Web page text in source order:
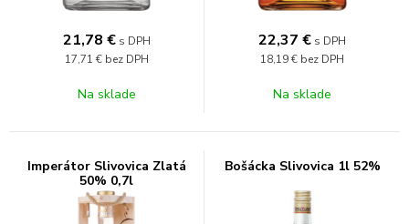
21,78 € s DPH
17,71 € bez DPH
Na sklade
22,37 € s DPH
18,19 € bez DPH
Na sklade
Imperátor Slivovica Zlatá
50% 0,7l
Bošácka Slivovica 1l 52%